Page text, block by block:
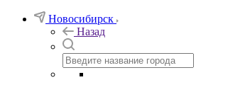
Новосибирск
Назад